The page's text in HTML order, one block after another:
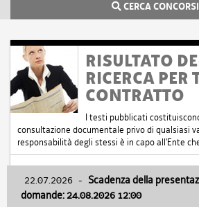
CERCA CONCORSI
RISULTATO
RICERCA PER
CONTRATTO
I testi pubblicati
consultazione documentale privo di qualsiasi
responsabilità degli stessi è in capo all'Ente
22.07.2026 - Scadenza della
domande: 24.08.2026 12:00